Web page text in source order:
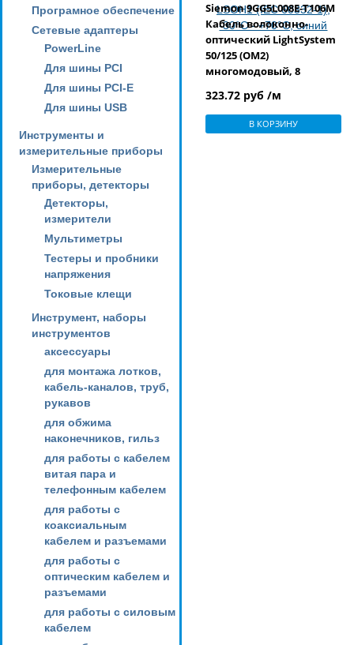
Програмное обеспечение
Сетевые адаптеры
PowerLine
Для шины PCI
Для шины PCI-E
Для шины USB
Инструменты и
измерительные приборы
Измерительные
приборы, детекторы
Детекторы,
измерители
Мультиметры
Тестеры и пробники
напряжения
Токовые клещи
Инструмент, наборы
инструментов
аксессуары
для монтажа лотков,
кабель-каналов, труб,
рукавов
для обжима
наконечников, гильз
для работы с кабелем
витая пара и
телефонным кабелем
для работы с
коаксиальным
кабелем и разъемами
для работы с
оптическим кабелем и
разъемами
для работы с силовым
кабелем
Siemon 9GG5L008E-T106M
Кабель волоконно-
оптический LightSystem
50/125 (OM2)
многомодовый, 8
внутренний/внешний,
LSOH1 (IEC 60332-1), -30°C -
+70°C, синий
323.72 руб /м
В КОРЗИНУ